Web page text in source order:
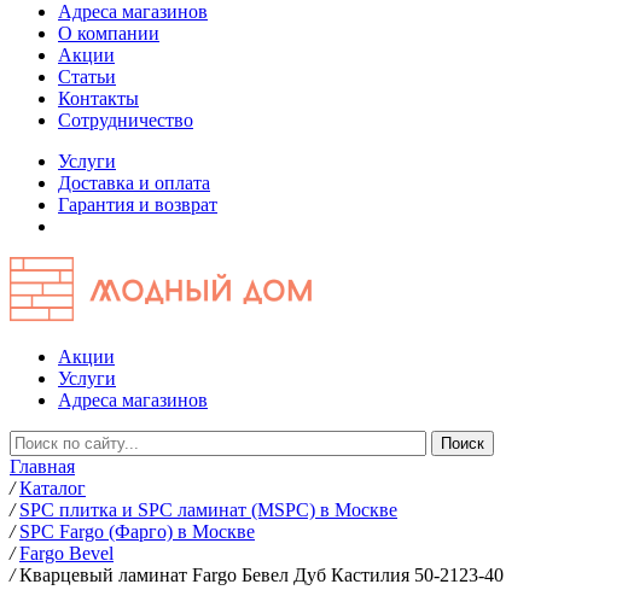
Адреса магазинов
О компании
Акции
Статьи
Контакты
Сотрудничество
Услуги
Доставка и оплата
Гарантия и возврат
Акции
Услуги
Адреса магазинов
Главная
/ Каталог
/ SPC плитка и SPC ламинат (MSPC) в Москве
/ SPC Fargo (Фарго) в Москве
/ Fargo Bevel
/ Кварцевый ламинат Fargo Бевел Дуб Кастилия 50-2123-40